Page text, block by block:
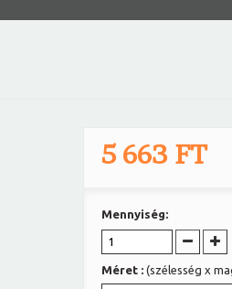
5 663 FT
Mennyiség:
Méret : (szélesség x